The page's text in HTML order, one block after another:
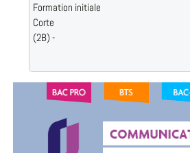
Formation initiale
Corte
(2B) -